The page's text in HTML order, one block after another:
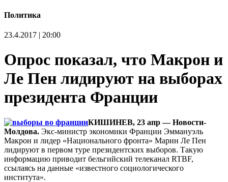
Политика
23.4.2017 | 20:00
Опрос показал, что Макрон и
Ле Пен лидируют на выборах
президента Франции
КИШИНЕВ, 23 апр — Новости-
Молдова. Экс-министр экономики Франции Эммануэль
Макрон и лидер «Национального фронта» Марин Ле Пен
лидируют в первом туре президентских выборов. Такую
информацию приводит бельгийский телеканал RTBF,
ссылаясь на данные «известного социологического
института».